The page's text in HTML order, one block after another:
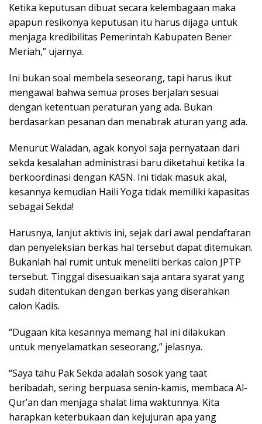
Ketika keputusan dibuat secara kelembagaan maka
apapun resikonya keputusan itu harus dijaga untuk
menjaga kredibilitas Pemerintah Kabupaten Bener
Meriah,” ujarnya.
Ini bukan soal membela seseorang, tapi harus ikut
mengawal bahwa semua proses berjalan sesuai
dengan ketentuan peraturan yang ada. Bukan
berdasarkan pesanan dan menabrak aturan yang ada.
Menurut Waladan, agak konyol saja pernyataan dari
sekda kesalahan administrasi baru diketahui ketika Ia
berkoordinasi dengan KASN. Ini tidak masuk akal,
kesannya kemudian Haili Yoga tidak memiliki kapasitas
sebagai Sekda!
Harusnya, lanjut aktivis ini, sejak dari awal pendaftaran
dan penyeleksian berkas hal tersebut dapat ditemukan.
Bukanlah hal rumit untuk meneliti berkas calon JPTP
tersebut. Tinggal disesuaikan saja antara syarat yang
sudah ditentukan dengan berkas yang diserahkan
calon Kadis.
“Dugaan kita kesannya memang hal ini dilakukan
untuk menyelamatkan seseorang,” jelasnya.
“Saya tahu Pak Sekda adalah sosok yang taat
beribadah, sering berpuasa senin-kamis, membaca Al-
Qur’an dan menjaga shalat lima waktunnya. Kita
harapkan keterbukaan dan kejujuran apa yang